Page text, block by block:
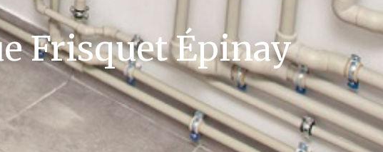
Frisquet Épinay